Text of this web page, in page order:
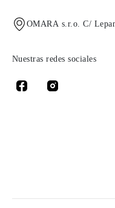
OMARA s.r.o. C/
Nuestras redes sociales